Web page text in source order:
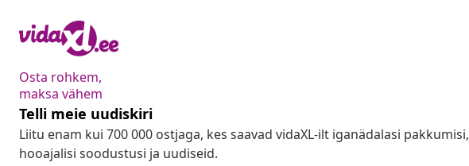
Osta rohkem,
maksa vähem
Telli meie uudiskiri
Liitu enam kui 700 000 ostjaga, kes saavad vidaXL-ilt iganädalasi pakkumisi,
hooajalisi soodustusi ja uudiseid.